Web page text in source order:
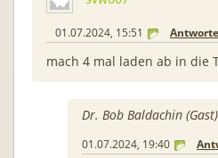
01.07.2024, 15:51
mach 4 mal laden ab in die
Dr. Bob Baldachin (Gast)
01.07.2024, 19:40